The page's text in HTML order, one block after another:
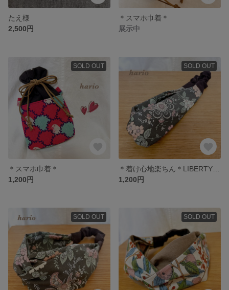
たえ様
2,500円
＊スマホ巾着＊
展示中
SOLD OUT
＊スマホ巾着＊
1,200円
SOLD OUT
1,200円
SOLD OUT SOLD OUT